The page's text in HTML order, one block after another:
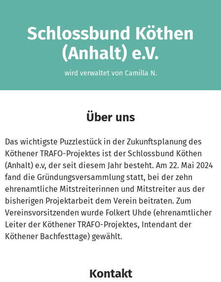
Schlossbund Köthen
(Anhalt) e.V.
wird verwaltet von Camilla N.
Über uns
Das wichtigste Puzzlestück in der Zukunftsplanung des
Köthener TRAFO-Projektes ist der Schlossbund Köthen
(Anhalt) e.v, der seit diesem Jahr besteht. Am 22. Mai 2024
fand die Gründungsversammlung statt, bei der zehn
ehrenamtliche Mitstreiterinnen und Mitstreiter aus der
bisherigen Projektarbeit dem Verein beitraten. Zum
Vereinsvorsitzenden wurde Folkert Uhde (ehrenamtlicher
Leiter der Köthener TRAFO-Projektes, Intendant der
Köthener Bachfesttage) gewählt.
Kontakt